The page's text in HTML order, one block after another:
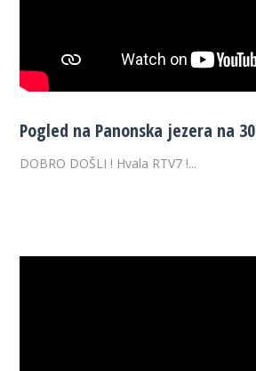
Pogled na Panonska jezera na
DOBRO DOŠLI ! Hvala RTV7 !...